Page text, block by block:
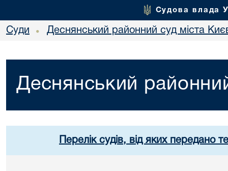
Судова влада
Суди • Деснянський районний суд міста
Деснянський
Перелік судів, від яких передано